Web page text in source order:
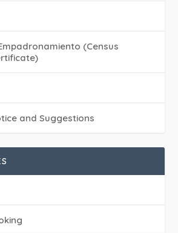
(Census
and Suggestions